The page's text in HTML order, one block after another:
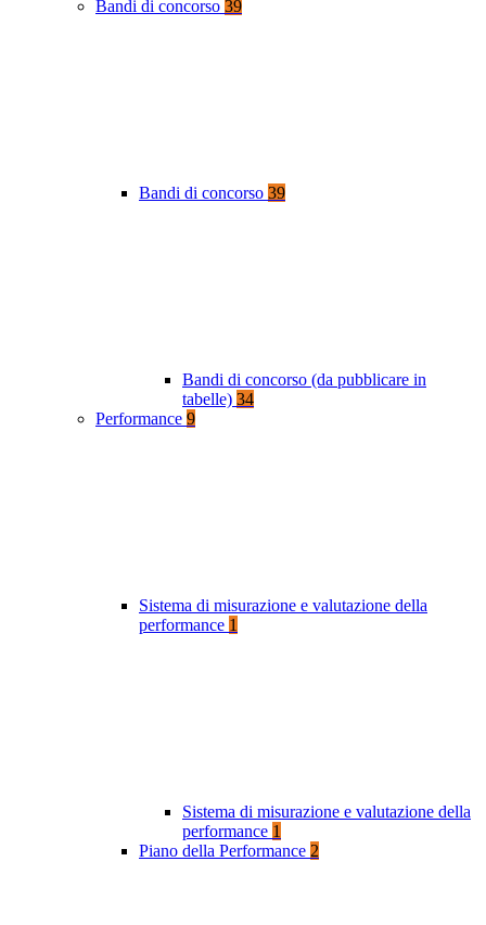
Bandi di concorso 39
Bandi di concorso 39
Bandi di concorso (da pubblicare in
tabelle) 34
Performance 9
Sistema di misurazione e valutazione della
performance 1
Sistema di misurazione e valutazione della
performance 1
Piano della Performance 2